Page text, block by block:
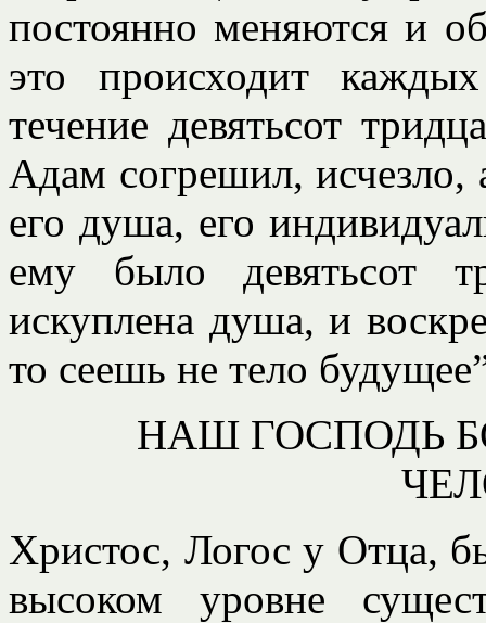
постоянно меняются и
это происходит
течение девятьсот
Адам согрешил, исчезло,
его душа, его
ему было девятьсот
искуплена душа, и
то сеешь не тело
НАШ ГОСПОДЬ
Христос, Логос у Отца,
высоком уровне